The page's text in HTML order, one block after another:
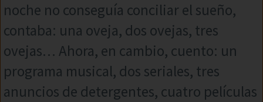
noche no conseguía conciliar el sueño,
contaba: una oveja, dos ovejas, tres
ovejas… Ahora, en cambio, cuento: un
programa musical, dos seriales, tres
anuncios de detergentes, cuatro películas